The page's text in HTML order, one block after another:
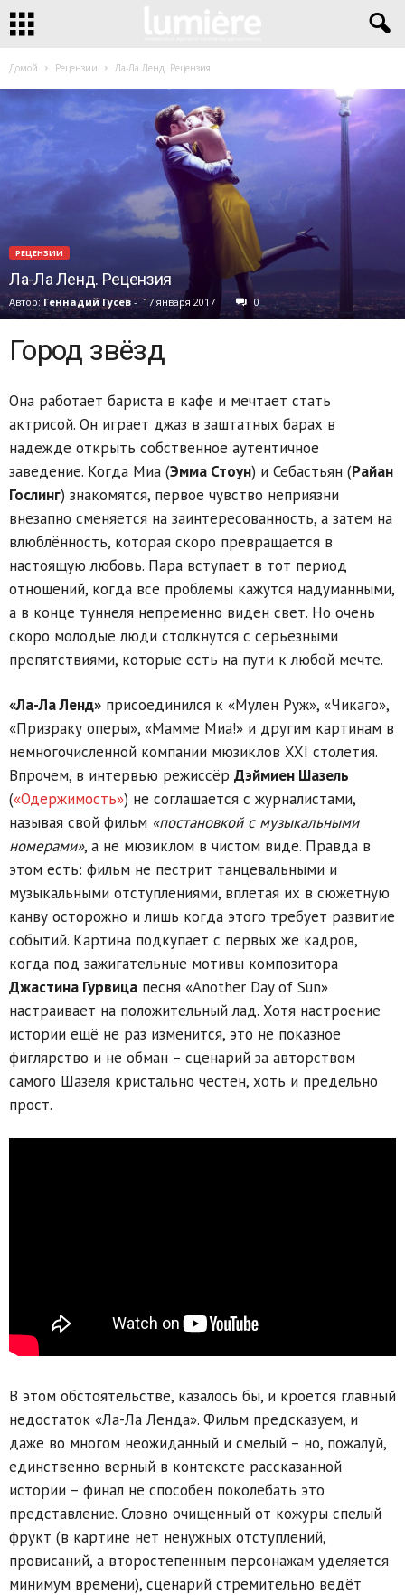
Домой Рецензии Ла-Ла Ленд. Рецензия
РЕЦЕНЗИИ
Ла-Ла Ленд. Рецензия
Автор: Геннадий Гусев- 17 января 2017 0
Город звёзд
Она работает бариста в кафе и мечтает стать
актрисой. Он играет джаз в заштатных барах в
надежде открыть собственное аутентичное
заведение. Когда Миа (Эмма Стоун) и Себастьян (Райан
Гослинг) знакомятся, первое чувство неприязни
внезапно сменяется на заинтересованность, а затем на
влюблённость, которая скоро превращается в
настоящую любовь. Пара вступает в тот период
отношений, когда все проблемы кажутся надуманными,
а в конце туннеля непременно виден свет. Но очень
скоро молодые люди столкнутся с серьёзными
препятствиями, которые есть на пути к любой мечте.
«Ла-Ла Ленд» присоединился к «Мулен Руж», «Чикаго»,
«Призраку оперы», «Мамме Миа!» и другим картинам в
немногочисленной компании мюзиклов XXI столетия.
Впрочем, в интервью режиссёр Дэймиен Шазель
(«Одержимость») не соглашается с журналистами,
называя свой фильм «постановкой с музыкальными
номерами», а не мюзиклом в чистом виде. Правда в
этом есть: фильм не пестрит танцевальными и
музыкальными отступлениями, вплетая их в сюжетную
канву осторожно и лишь когда этого требует развитие
событий. Картина подкупает с первых же кадров,
когда под зажигательные мотивы композитора
Джастина Гурвица песня «Another Day of Sun»
настраивает на положительный лад. Хотя настроение
истории ещё не раз изменится, это не показное
фиглярство и не обман – сценарий за авторством
самого Шазеля кристально честен, хоть и предельно
прост.
В этом обстоятельстве, казалось бы, и кроется главный
недостаток «Ла-Ла Ленда». Фильм предсказуем, и
даже во многом неожиданный и смелый – но, пожалуй,
единственно верный в контексте рассказанной
истории – финал не способен поколебать это
представление. Словно очищенный от кожуры спелый
фрукт (в картине нет ненужных отступлений,
провисаний, а второстепенным персонажам уделяется
минимум времени), сценарий стремительно ведёт